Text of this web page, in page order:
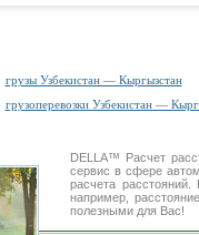
грузы Узбекистан — Кыргызстан
грузоперевозки Узбекистан —
DELLA™ Расчет
сервис в сфере
расчета
например,
полезными для Вас!